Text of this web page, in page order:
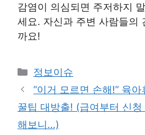
감염이 의심되면 주저하지
세요. 자신과 주변 사람들의
까요!
Categories
정보이슈
“이거 모르면 손해!” 육
꿀팁 대방출! (급여부터 신
해보니…)